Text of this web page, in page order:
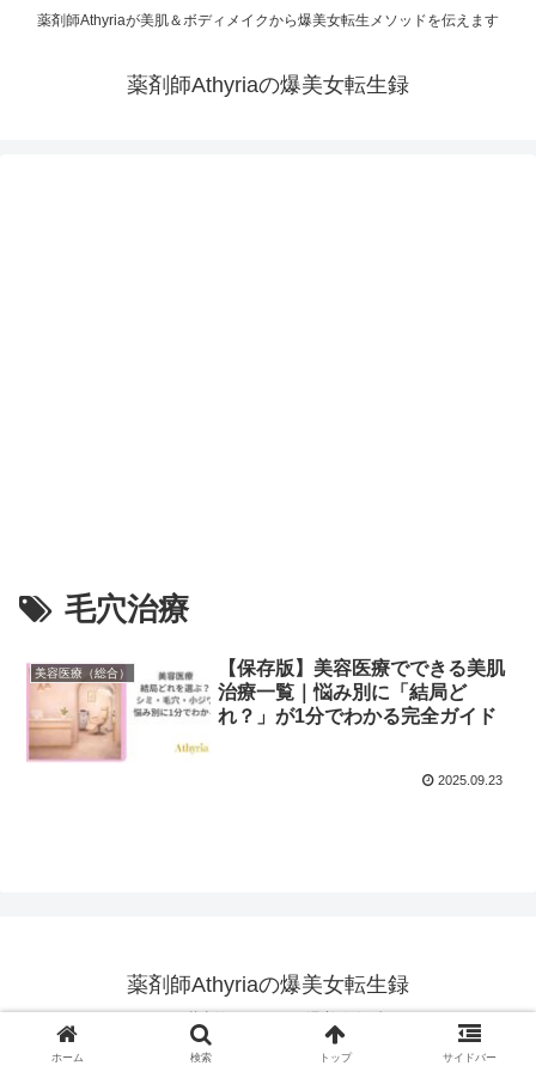
薬剤師Athyriaが美肌＆ボディメイクから爆美女転生メソッドを伝えます
薬剤師Athyriaの爆美女転生録
毛穴治療
美容医療（総合）
【保存版】美容医療でできる美肌
治療一覧｜悩み別に「結局ど
れ？」が1分でわかる完全ガイド
2025.09.23
薬剤師Athyriaの爆美女転生録
ホーム 検索 トップ サイドバー